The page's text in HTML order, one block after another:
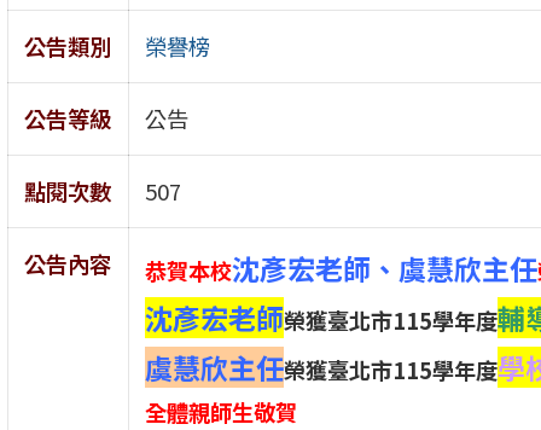
公告類別 榮譽榜
公告等級 公告
點閱次數 507
公告內容 恭賀本校沈彥宏老師、虞慧欣主任
沈彥宏老師榮獲臺北市115學年度輔
虞慧欣主任榮獲臺北市115學年度學
全體親師生敬賀